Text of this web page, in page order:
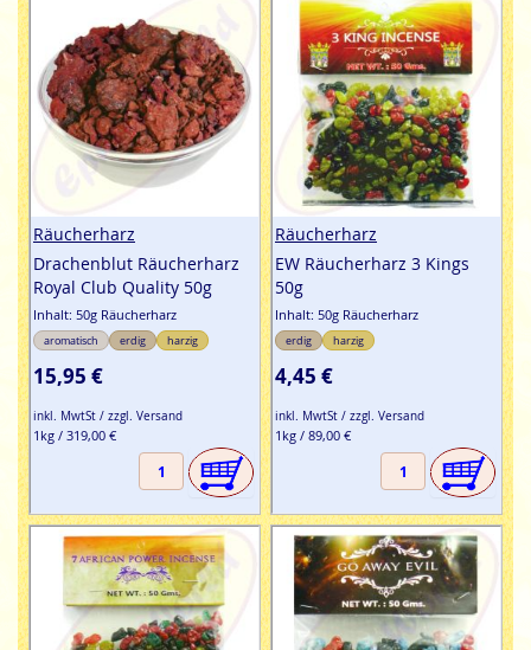
Räucherharz
Drachenblut Räucherharz
Royal Club Quality 50g
Inhalt: 50g Räucherharz
aromatisch erdig harzig
15,95 €
inkl. MwtSt / zzgl. Versand
1kg / 319,00 €
Räucherharz
EW Räucherharz 3 Kings
50g
Inhalt: 50g Räucherharz
erdig harzig
4,45 €
inkl. MwtSt / zzgl. Versand
1kg / 89,00 €